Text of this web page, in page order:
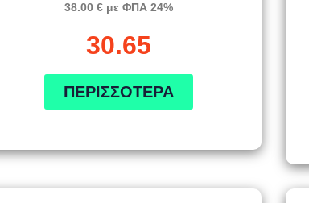
38.00 € με ΦΠΑ 24%
30.65
ΠΕΡΙΣΣΌΤΕΡΑ